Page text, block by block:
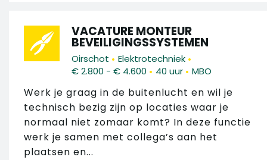
VACATURE MONTEUR
BEVEILIGINGSSYSTEMEN
Oirschot • Elektrotechniek •
€ 2.800 - € 4.600 • 40 uur • MBO
Werk je graag in de buitenlucht en wil je
technisch bezig zijn op locaties waar je
normaal niet zomaar komt? In deze functie
werk je samen met collega’s aan het
plaatsen en...